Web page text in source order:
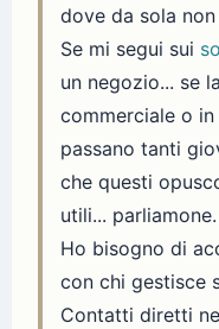
dove da sola
Se mi segui sui
un negozio... se
commerciale o
passano tanti
che questi
utili... parliamone.
Ho bisogno di
con chi gestisce
Contatti diretti